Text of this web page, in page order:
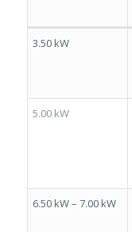
3.50 kW
5.00 kW
6.50 kW – 7.00 kW